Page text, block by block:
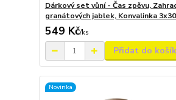
Dárkový set vůní - Čas zpěvu,
granátových jablek, Konvalinka
549 Kč/ks
Přidat do
Novinka